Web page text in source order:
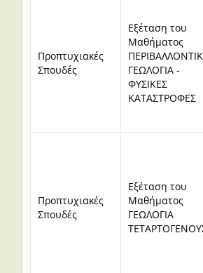
Προπτυχιακές
Σπουδές
Εξέταση του
Μαθήματος
ΓΕΩΛΟΓΙΑ -
ΦΥΣΙΚΕΣ
ΚΑΤΑΣΤΡΟΦΕΣ
Προπτυχιακές
Σπουδές
Εξέταση του
Μαθήματος
ΓΕΩΛΟΓΙΑ